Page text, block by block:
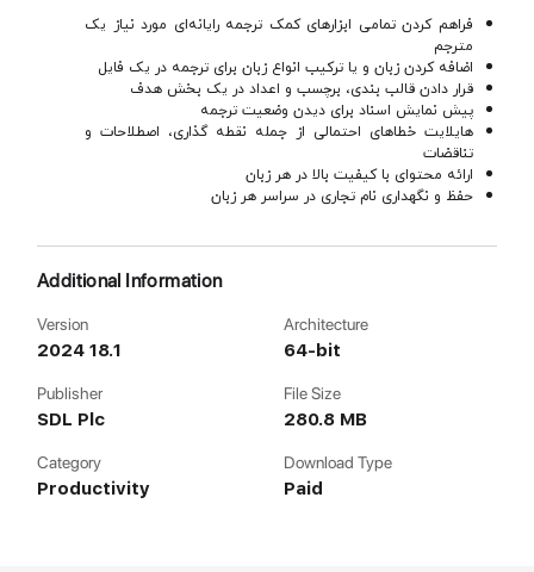
فراهم کردن تمامی ابزارهای کمک ترجمه رایانه‌ای مورد نیاز یک
مترجم
اضافه کردن زبان و یا ترکیب انواع زبان برای ترجمه در یک فایل
قرار دادن قالب بندی، برچسب و اعداد در یک بخش هدف
پیش نمایش اسناد برای دیدن وضعیت ترجمه
هایلایت خطاهای احتمالی از جمله نقطه گذاری، اصطلاحات و
تناقضات
ارائه محتوای با کیفیت بالا در هر زبان
حفظ و نگهداری نام تجاری در سراسر هر زبان
Additional Information
Version
2024 18.1
Architecture
64-bit
Publisher
SDL Plc
File Size
280.8 MB
Category
Productivity
Download Type
Paid